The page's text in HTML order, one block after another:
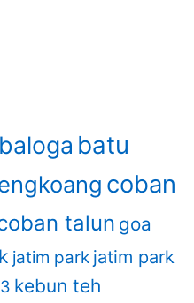
baloga batu
coban
talun goa
jatim park jatim park
kebun teh